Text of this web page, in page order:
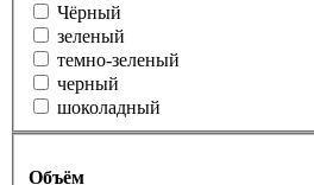
Чёрный
зеленый
темно-зеленый
черный
шоколадный
Объём